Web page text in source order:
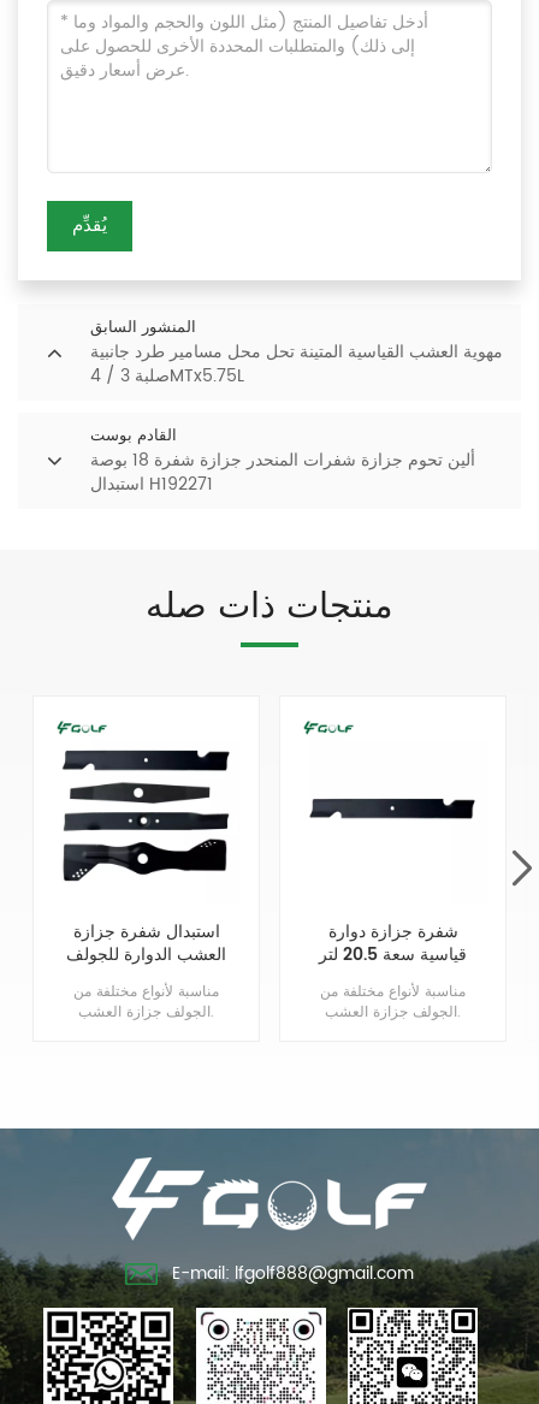
يُقدِّم
المنشور السابق
مهوية العشب القياسية المتينة تحل محل مسامير طرد جانبية
صلبة 3 / 4MTx5.75L
القادم بوست
ألين تحوم جزازة شفرات المنحدر جزازة شفرة 18 بوصة
استبدال H192271
منتجات ذات صله
استبدال شفرة جزازة
العشب الدوارة للجولف
مناسبة لأنواع مختلفة من
الجولف جزازة العشب.
شفرة جزازة دوارة
قياسية سعة 20.5 لتر
في اتجاه عقارب
الساعة (RH) تحل
محل 110-4701
مناسبة لأنواع مختلفة من
الجولف جزازة العشب.
E-mail: lfgolf888@gmail.com